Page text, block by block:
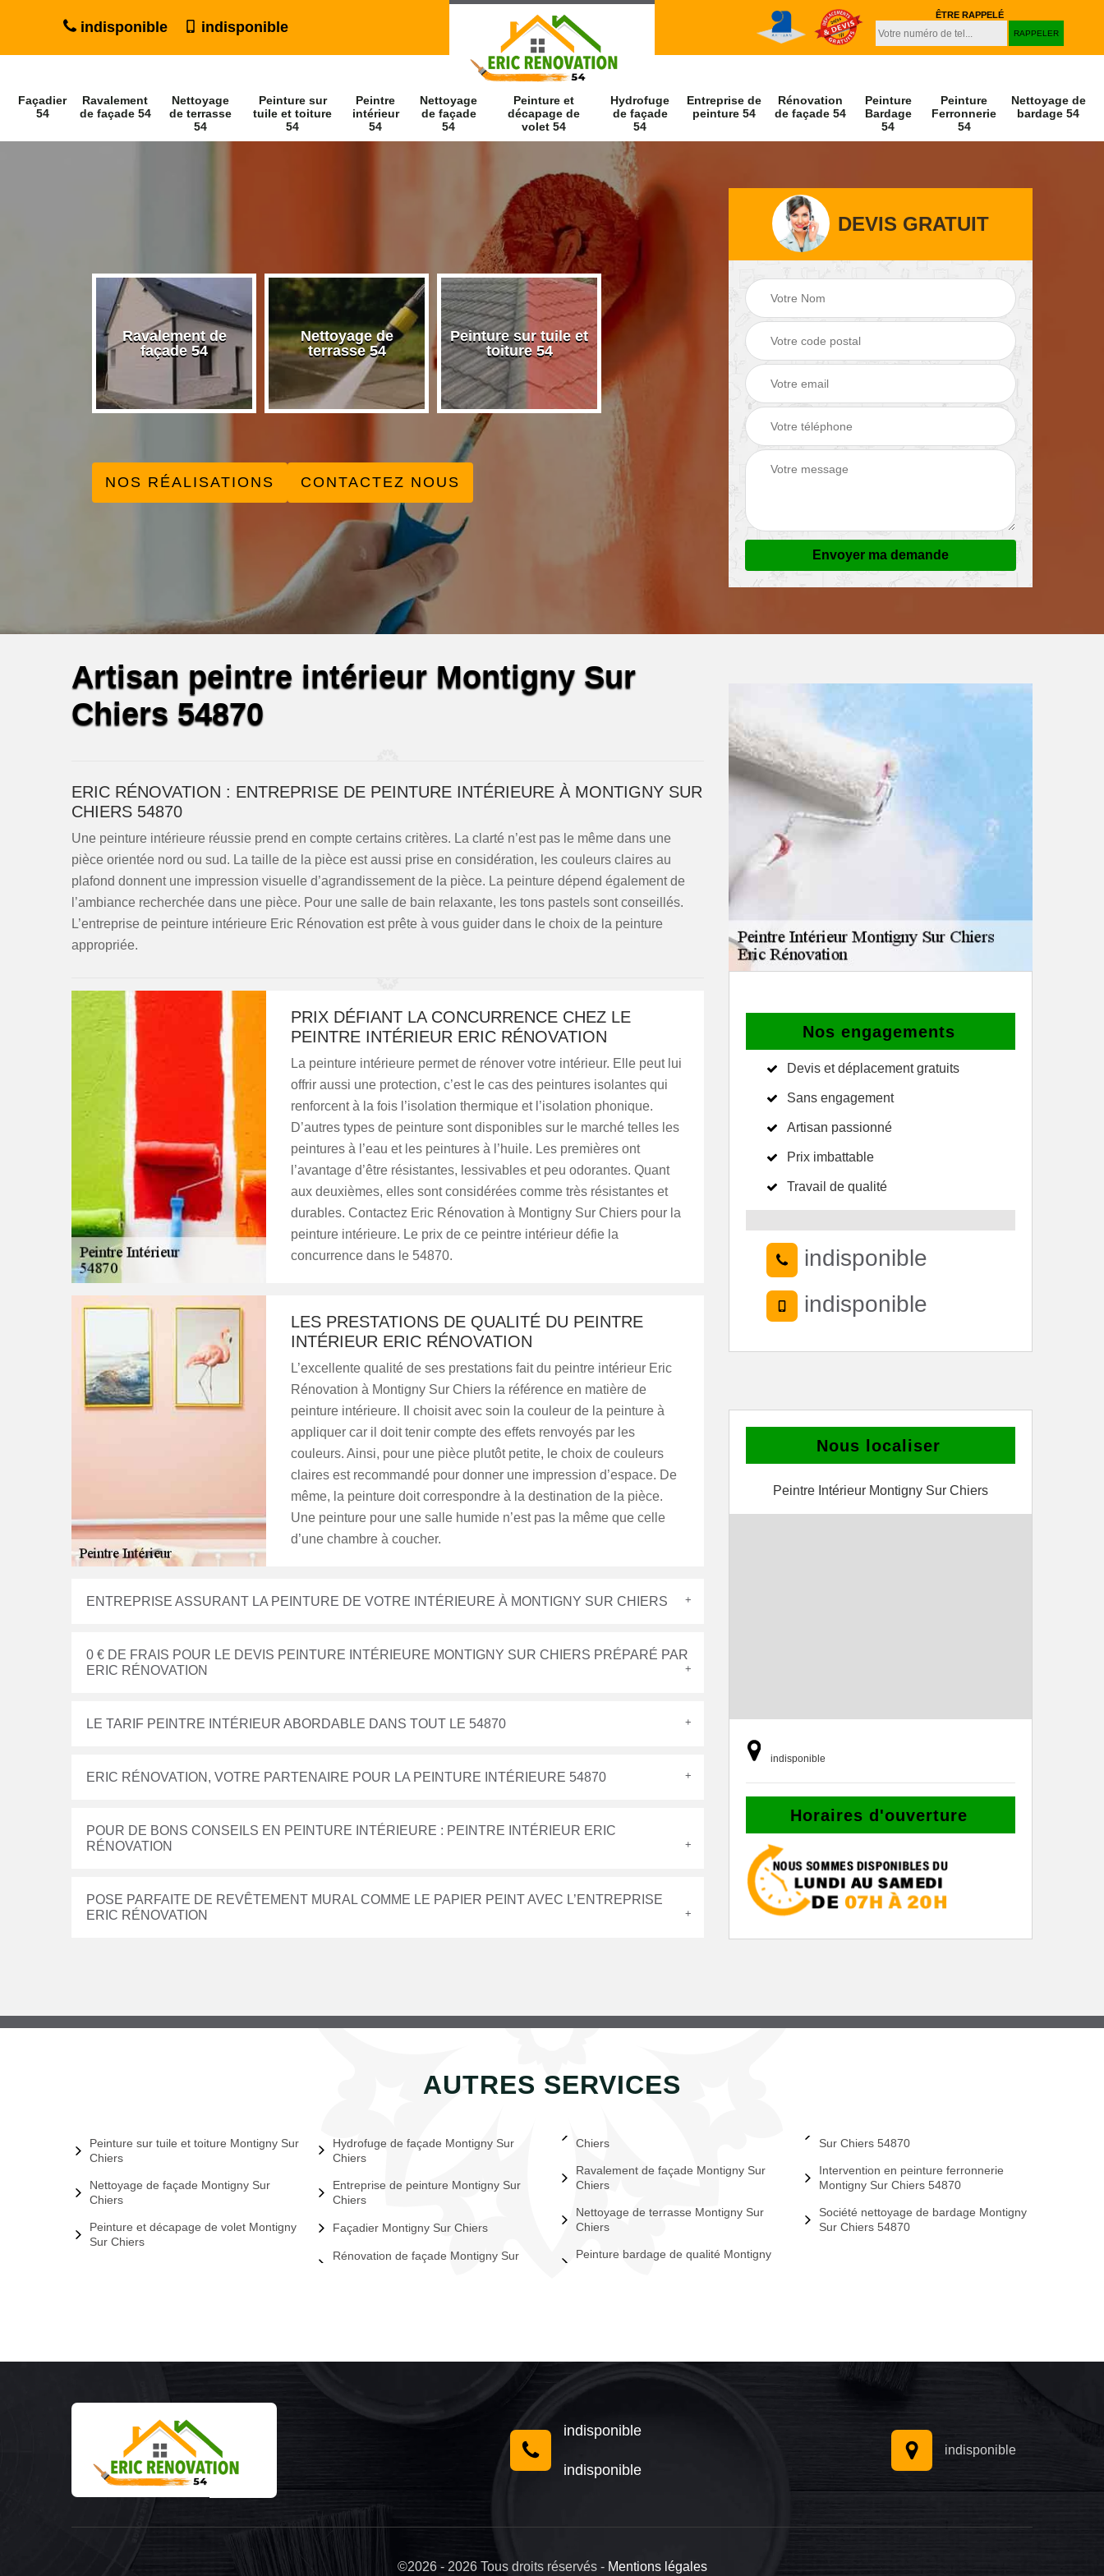
indisponible indisponible
ÊTRE RAPPELÉ
Façadier
54
Ravalement
de façade 54
Nettoyage
de terrasse
54
Peinture sur
tuile et toiture
54
Peintre
intérieur
54
Nettoyage
de façade
54
Peinture et
décapage de
volet 54
Hydrofuge
de façade
54
Entreprise de
peinture 54
Rénovation
de façade 54
Peinture
Bardage
54
Peinture
Ferronnerie
54
Nettoyage de
bardage 54
Ravalement de
Nettoyage de
terrasse 54
Peinture sur tuile et
toiture 54
Peintre intérieur 54
Nettoyage de
façade 54
décapage de volet
54
NOS RÉALISATIONS CONTACTEZ NOUS
DEVIS GRATUIT
Artisan peintre intérieur Montigny Sur
Chiers 54870
ERIC RÉNOVATION : ENTREPRISE DE PEINTURE INTÉRIEURE À MONTIGNY SUR
CHIERS 54870
Une peinture intérieure réussie prend en compte certains critères. La clarté n’est pas le même dans une
pièce orientée nord ou sud. La taille de la pièce est aussi prise en considération, les couleurs claires au
plafond donnent une impression visuelle d’agrandissement de la pièce. La peinture dépend également de
l’ambiance recherchée dans une pièce. Pour une salle de bain relaxante, les tons pastels sont conseillés.
L’entreprise de peinture intérieure Eric Rénovation est prête à vous guider dans le choix de la peinture
appropriée.
PRIX DÉFIANT LA CONCURRENCE CHEZ LE
PEINTRE INTÉRIEUR ERIC RÉNOVATION
La peinture intérieure permet de rénover votre intérieur. Elle peut lui
offrir aussi une protection, c’est le cas des peintures isolantes qui
renforcent à la fois l’isolation thermique et l’isolation phonique.
D’autres types de peinture sont disponibles sur le marché telles les
peintures à l’eau et les peintures à l’huile. Les premières ont
l’avantage d’être résistantes, lessivables et peu odorantes. Quant
aux deuxièmes, elles sont considérées comme très résistantes et
durables. Contactez Eric Rénovation à Montigny Sur Chiers pour la
peinture intérieure. Le prix de ce peintre intérieur défie la
concurrence dans le 54870.
LES PRESTATIONS DE QUALITÉ DU PEINTRE
INTÉRIEUR ERIC RÉNOVATION
L’excellente qualité de ses prestations fait du peintre intérieur Eric
Rénovation à Montigny Sur Chiers la référence en matière de
peinture intérieure. Il choisit avec soin la couleur de la peinture à
appliquer car il doit tenir compte des effets renvoyés par les
couleurs. Ainsi, pour une pièce plutôt petite, le choix de couleurs
claires est recommandé pour donner une impression d’espace. De
même, la peinture doit correspondre à la destination de la pièce.
Une peinture pour une salle humide n’est pas la même que celle
d’une chambre à coucher.
ENTREPRISE ASSURANT LA PEINTURE DE VOTRE INTÉRIEURE À MONTIGNY SUR CHIERS
0 € DE FRAIS POUR LE DEVIS PEINTURE INTÉRIEURE MONTIGNY SUR CHIERS PRÉPARÉ PAR
ERIC RÉNOVATION
LE TARIF PEINTRE INTÉRIEUR ABORDABLE DANS TOUT LE 54870
ERIC RÉNOVATION, VOTRE PARTENAIRE POUR LA PEINTURE INTÉRIEURE 54870
POUR DE BONS CONSEILS EN PEINTURE INTÉRIEURE : PEINTRE INTÉRIEUR ERIC
RÉNOVATION
POSE PARFAITE DE REVÊTEMENT MURAL COMME LE PAPIER PEINT AVEC L’ENTREPRISE
ERIC RÉNOVATION
Nos engagements
Devis et déplacement gratuits
Sans engagement
Artisan passionné
Prix imbattable
Travail de qualité
indisponible
indisponible
Nous localiser
Peintre Intérieur Montigny Sur Chiers
indisponible
Horaires d'ouverture
AUTRES SERVICES
Peinture sur tuile et toiture Montigny Sur
Chiers
Nettoyage de façade Montigny Sur
Chiers
Peinture et décapage de volet Montigny
Sur Chiers
Hydrofuge de façade Montigny Sur
Chiers
Entreprise de peinture Montigny Sur
Chiers
Façadier Montigny Sur Chiers
Rénovation de façade Montigny Sur
Chiers
Ravalement de façade Montigny Sur
Chiers
Nettoyage de terrasse Montigny Sur
Chiers
Peinture bardage de qualité Montigny
Sur Chiers 54870
Intervention en peinture ferronnerie
Montigny Sur Chiers 54870
Société nettoyage de bardage Montigny
Sur Chiers 54870
indisponible
indisponible
indisponible
©2026 - 2026 Tous droits réservés - Mentions légales